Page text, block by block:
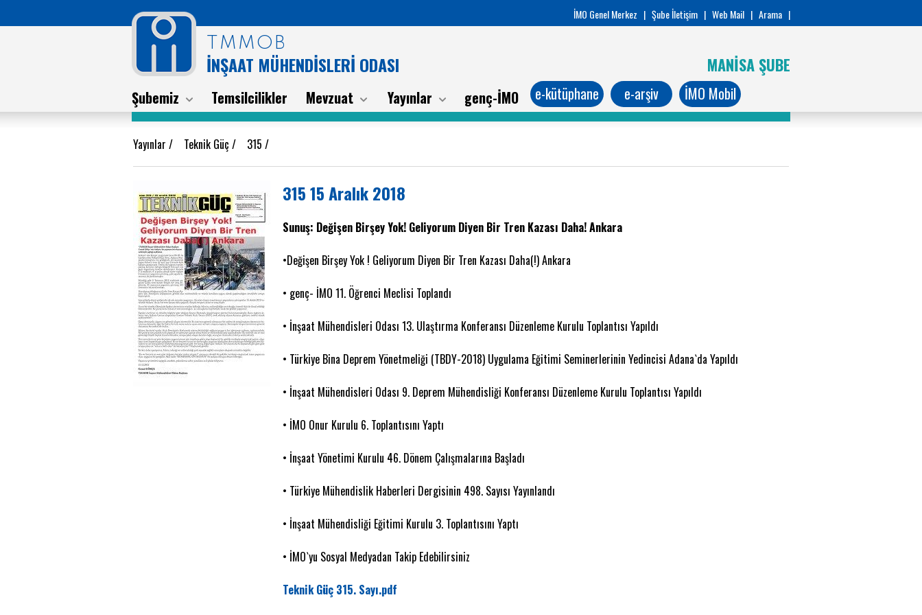
İMO Genel Merkez | Şube İletişim | Web Mail | Arama |
TMMOB
İNŞAAT MÜHENDİSLERİ ODASI MANİSA ŞUBE
Şubemiz Temsilcilikler Mevzuat Yayınlar genç-İMO e-kütüphane e-arşiv İMO Mobil
Yayınlar / Teknik Güç / 315 /
315 15 Aralık 2018
Sunuş: Değişen Birşey Yok! Geliyorum Diyen Bir Tren Kazası Daha! Ankara
•Değişen Birşey Yok ! Geliyorum Diyen Bir Tren Kazası Daha(!) Ankara
• genç- İMO 11. Öğrenci Meclisi Toplandı
• İnşaat Mühendisleri Odası 13. Ulaştırma Konferansı Düzenleme Kurulu Toplantısı Yapıldı
• Türkiye Bina Deprem Yönetmeliği (TBDY-2018) Uygulama Eğitimi Seminerlerinin Yedincisi Adana`da Yapıldı
• İnşaat Mühendisleri Odası 9. Deprem Mühendisliği Konferansı Düzenleme Kurulu Toplantısı Yapıldı
• İMO Onur Kurulu 6. Toplantısını Yaptı
• İnşaat Yönetimi Kurulu 46. Dönem Çalışmalarına Başladı
• Türkiye Mühendislik Haberleri Dergisinin 498. Sayısı Yayınlandı
• İnşaat Mühendisliği Eğitimi Kurulu 3. Toplantısını Yaptı
• İMO`yu Sosyal Medyadan Takip Edebilirsiniz
Teknik Güç 315. Sayı.pdf